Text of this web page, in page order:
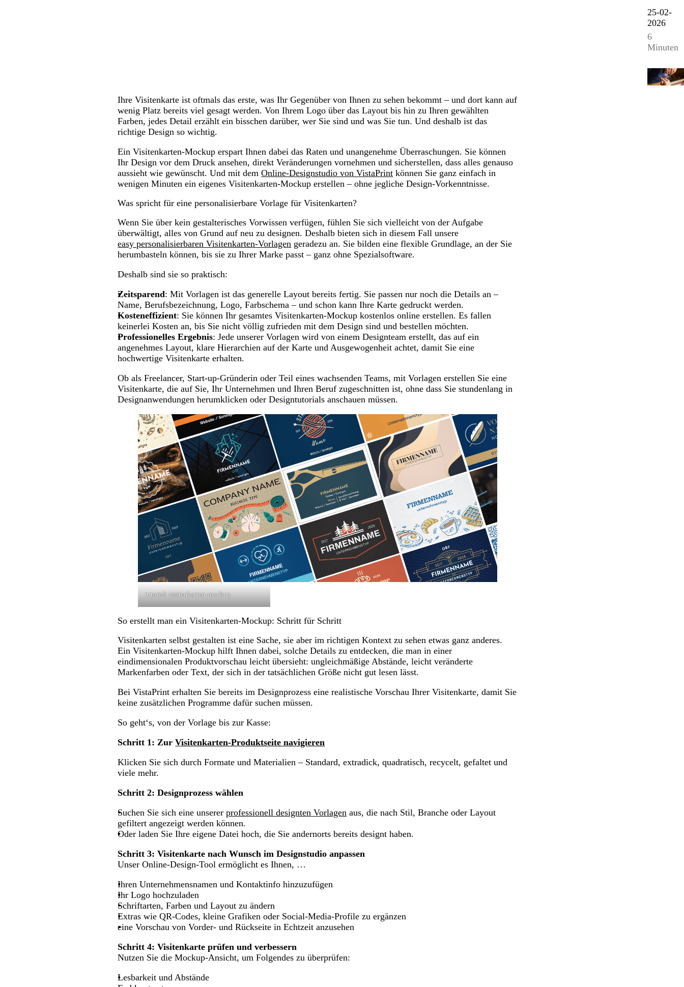
25-02-
2026
6
Minuten
Ihre Visitenkarte ist oftmals das erste, was Ihr Gegenüber von Ihnen zu sehen bekommt – und dort kann auf
wenig Platz bereits viel gesagt werden. Von Ihrem Logo über das Layout bis hin zu Ihren gewählten
Farben, jedes Detail erzählt ein bisschen darüber, wer Sie sind und was Sie tun. Und deshalb ist das
richtige Design so wichtig.
Ein Visitenkarten-Mockup erspart Ihnen dabei das Raten und unangenehme Überraschungen. Sie können
Ihr Design vor dem Druck ansehen, direkt Veränderungen vornehmen und sicherstellen, dass alles genauso
aussieht wie gewünscht. Und mit demOnline-Designstudio von VistaPrint können Sie ganz einfach in
wenigen Minuten ein eigenes Visitenkarten-Mockup erstellen – ohne jegliche Design-Vorkenntnisse.
Was spricht für eine personalisierbare Vorlage für Visitenkarten?
Wenn Sie über kein gestalterisches Vorwissen verfügen, fühlen Sie sich vielleicht von der Aufgabe
überwältigt, alles von Grund auf neu zu designen. Deshalb bieten sich in diesem Fall unsere
easy personalisierbaren Visitenkarten-Vorlagen geradezu an. Sie bilden eine flexible Grundlage, an der Sie
herumbasteln können, bis sie zu Ihrer Marke passt – ganz ohne Spezialsoftware.
Deshalb sind sie so praktisch:
Zeitsparend: Mit Vorlagen ist das generelle Layout bereits fertig. Sie passen nur noch die Details an –
Name, Berufsbezeichnung, Logo, Farbschema – und schon kann Ihre Karte gedruckt werden.
Kosteneffizient: Sie können Ihr gesamtes Visitenkarten-Mockup kostenlos online erstellen. Es fallen
keinerlei Kosten an, bis Sie nicht völlig zufrieden mit dem Design sind und bestellen möchten.
Professionelles Ergebnis: Jede unserer Vorlagen wird von einem Designteam erstellt, das auf ein
angenehmes Layout, klare Hierarchien auf der Karte und Ausgewogenheit achtet, damit Sie eine
hochwertige Visitenkarte erhalten.
Ob als Freelancer, Start-up-Gründerin oder Teil eines wachsenden Teams, mit Vorlagen erstellen Sie eine
Visitenkarte, die auf Sie, Ihr Unternehmen und Ihren Beruf zugeschnitten ist, ohne dass Sie stundenlang in
Designanwendungen herumklicken oder Designtutorials anschauen müssen.
tutorial-visitenkarten-mockup
So erstellt man ein Visitenkarten-Mockup: Schritt für Schritt
Visitenkarten selbst gestalten ist eine Sache, sie aber im richtigen Kontext zu sehen etwas ganz anderes.
Ein Visitenkarten-Mockup hilft Ihnen dabei, solche Details zu entdecken, die man in einer
eindimensionalen Produktvorschau leicht übersieht: ungleichmäßige Abstände, leicht veränderte
Markenfarben oder Text, der sich in der tatsächlichen Größe nicht gut lesen lässt.
Bei VistaPrint erhalten Sie bereits im Designprozess eine realistische Vorschau Ihrer Visitenkarte, damit Sie
keine zusätzlichen Programme dafür suchen müssen.
So geht‘s, von der Vorlage bis zur Kasse:
Schritt 1: ZurVisitenkarten-Produktseite navigieren
Klicken Sie sich durch Formate und Materialien – Standard, extradick, quadratisch, recycelt, gefaltet und
viele mehr.
Schritt 2: Designprozess wählen
Suchen Sie sich eine unsererprofessionell designten Vorlagen aus, die nach Stil, Branche oder Layout
gefiltert angezeigt werden können.
Oder laden Sie Ihre eigene Datei hoch, die Sie andernorts bereits designt haben.
Schritt 3: Visitenkarte nach Wunsch im Designstudio anpassen
Unser Online-Design-Tool ermöglicht es Ihnen, …
Ihren Unternehmensnamen und Kontaktinfo hinzuzufügen
Ihr Logo hochzuladen
Schriftarten, Farben und Layout zu ändern
Extras wie QR-Codes, kleine Grafiken oder Social-Media-Profile zu ergänzen
eine Vorschau von Vorder- und Rückseite in Echtzeit anzusehen
Schritt 4: Visitenkarte prüfen und verbessern
Nutzen Sie die Mockup-Ansicht, um Folgendes zu überprüfen:
Lesbarkeit und Abstände